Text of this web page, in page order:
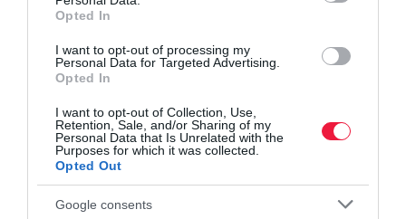
Opted In
I want to opt-out of processing my
Personal Data for Targeted Advertising.
Opted In
I want to opt-out of Collection, Use,
Retention, Sale, and/or Sharing of my
Personal Data that Is Unrelated with the
Purposes for which it was collected.
Opted Out
Google consents